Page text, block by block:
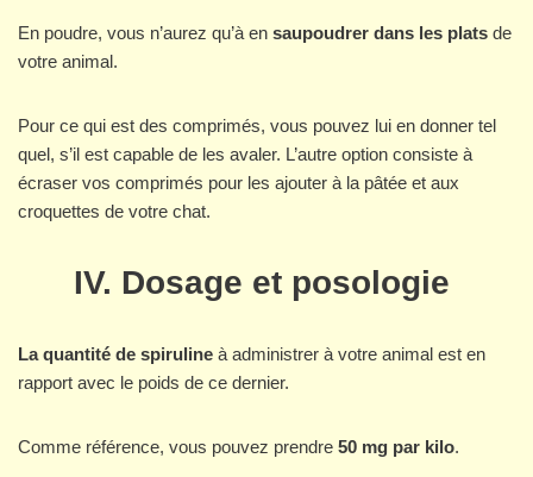
En poudre, vous n’aurez qu’à en saupoudrer dans les plats de
votre animal.
Pour ce qui est des comprimés, vous pouvez lui en donner tel
quel, s’il est capable de les avaler. L’autre option consiste à
écraser vos comprimés pour les ajouter à la pâtée et aux
croquettes de votre chat.
IV. Dosage et posologie
La quantité de spiruline à administrer à votre animal est en
rapport avec le poids de ce dernier.
Comme référence, vous pouvez prendre 50 mg par kilo.